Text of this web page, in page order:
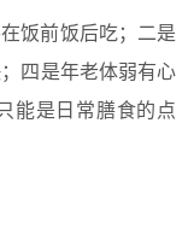
饭前饭后吃；二是
四是年老体弱有心
能是日常膳食的点